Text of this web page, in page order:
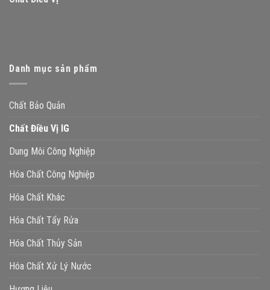
Danh mục sản phẩm
Chất Bảo Quản
Chất Điều Vị IG
Dung Môi Công Nghiệp
Hóa Chất Công Nghiệp
Hóa Chất Khác
Hóa Chất Tẩy Rửa
Hóa Chất Thủy Sản
Hóa Chất Xử Lý Nước